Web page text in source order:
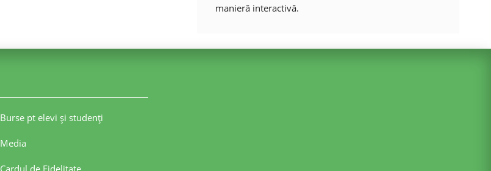
manieră interactivă.
Burse pt elevi şi studenţi
Media
Cardul de Fidelitate